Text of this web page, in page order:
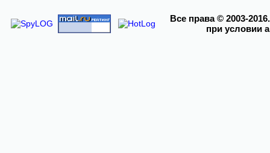
Все права© 2003-
при условии